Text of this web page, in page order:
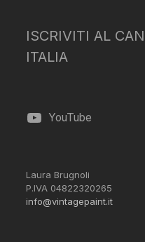
ISCRIVITI AL
ITALIA
YouTube
Laura Brugnoli
P.IVA 04822320265
info@vintagepaint.it